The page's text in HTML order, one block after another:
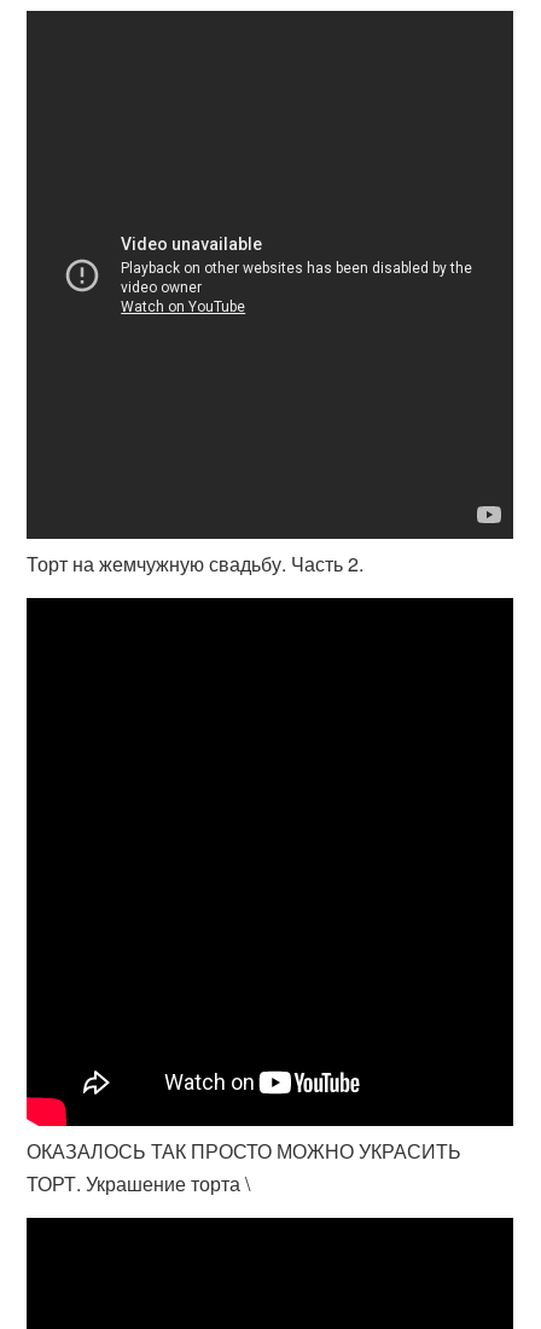
Торт на жемчужную свадьбу. Часть 2.
ОКАЗАЛОСЬ ТАК ПРОСТО МОЖНО УКРАСИТЬ
ТОРТ. Украшение торта \